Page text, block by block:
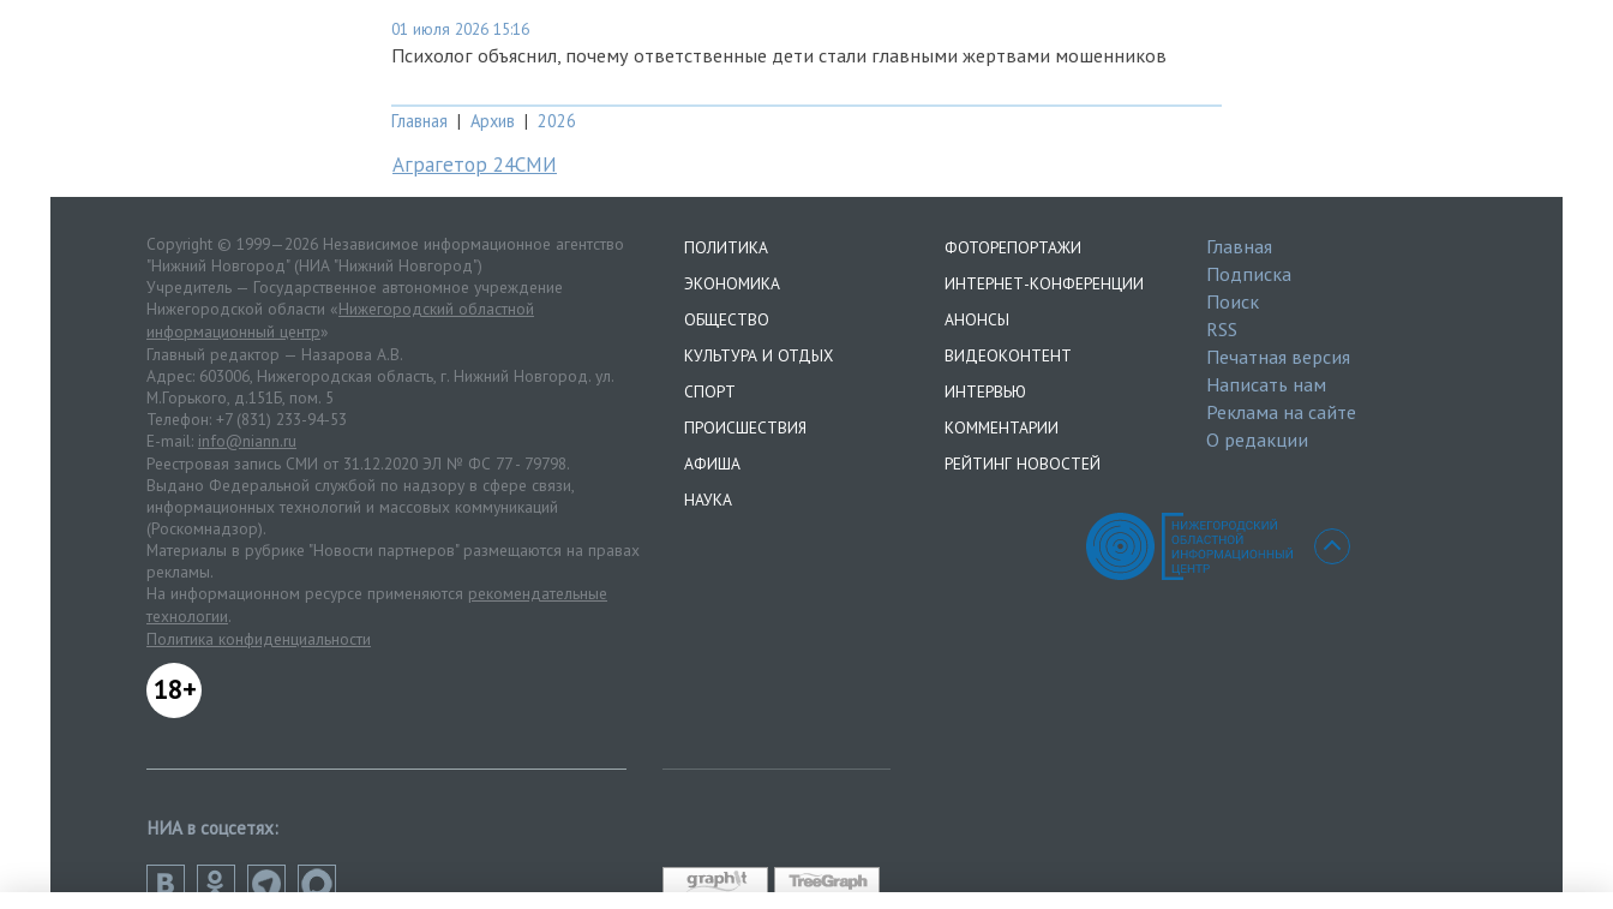
01 июля 2026 15:16
Психолог объяснил, почему ответственные дети стали главными жертвами мошенников
Главная | Архив | 2026
Аграгетор 24СМИ
Copyright © 1999—2026 Независимое информационное агентство
"Нижний Новгород" (НИА "Нижний Новгород")
Учредитель — Государственное автономное учреждение
Нижегородской области «Нижегородский областной
информационный центр»
Главный редактор — Назарова А.В.
Адрес: 603006, Нижегородская область, г. Нижний Новгород. ул.
М.Горького, д.151Б, пом. 5
Телефон: +7 (831) 233-94-53
E-mail: info@niann.ru
Реестровая запись СМИ от 31.12.2020 ЭЛ № ФС 77 - 79798.
Выдано Федеральной службой по надзору в сфере связи,
информационных технологий и массовых коммуникаций
(Роскомнадзор).
Материалы в рубрике "Новости партнеров" размещаются на правах
рекламы.
На информационном ресурсе применяются рекомендательные
технологии.
Политика конфиденциальности
18+
ПОЛИТИКА
ЭКОНОМИКА
ОБЩЕСТВО
КУЛЬТУРА И ОТДЫХ
СПОРТ
ПРОИСШЕСТВИЯ
АФИША
НАУКА
ФОТОРЕПОРТАЖИ
ИНТЕРНЕТ-КОНФЕРЕНЦИИ
АНОНСЫ
ВИДЕОКОНТЕНТ
ИНТЕРВЬЮ
КОММЕНТАРИИ
РЕЙТИНГ НОВОСТЕЙ
Главная
Подписка
Поиск
RSS
Печатная версия
Написать нам
Реклама на сайте
О редакции
НИА в соцсетях: